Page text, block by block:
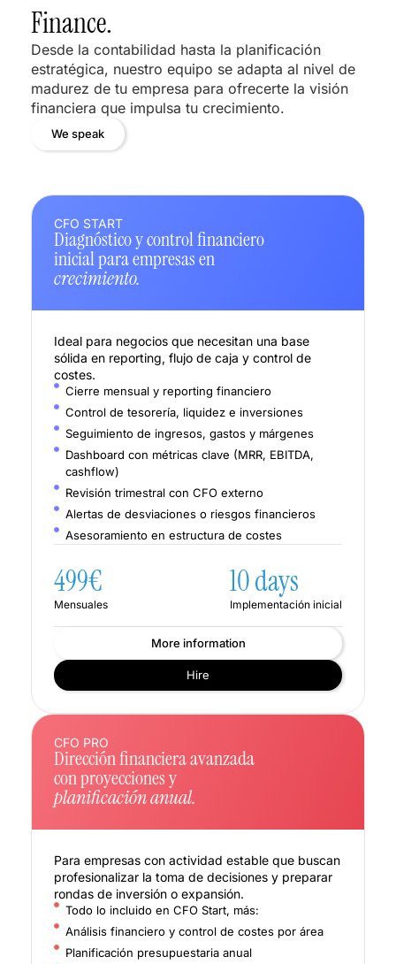
Finance.
Desde la contabilidad hasta la planificación
estratégica, nuestro equipo se adapta al nivel de
madurez de tu empresa para ofrecerte la visión
financiera que impulsa tu crecimiento.
We speak
CFO START
Diagnóstico y control financiero
inicial para empresas en
crecimiento.
Ideal para negocios que necesitan una base
sólida en reporting, flujo de caja y control de
costes.
Cierre mensual y reporting financiero
Control de tesorería, liquidez e inversiones
Seguimiento de ingresos, gastos y márgenes
Dashboard con métricas clave (MRR, EBITDA,
cashflow)
Revisión trimestral con CFO externo
Alertas de desviaciones o riesgos financieros
Asesoramiento en estructura de costes
499€
Mensuales
10 days
Implementación inicial
More information
Hire
CFO PRO
Dirección financiera avanzada
con proyecciones y
planificación anual.
Para empresas con actividad estable que buscan
profesionalizar la toma de decisiones y preparar
rondas de inversión o expansión.
Todo lo incluido en CFO Start, más:
Análisis financiero y control de costes por área
Planificación presupuestaria anual